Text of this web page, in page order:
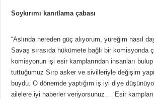
Soykırımı kanıtlama çabası
“Aslında nereden güç alıyorum, yüreğim nasıl
Savaş sırasıda hükümete bağlı bir komisyonda
komisyonun işi esir kamplarından insanları
tuttuğumuz Sırp asker ve sivilleriyle değişim
buydu. O dönemde yaptığım iş iyi diye
ailelere iyi haberler veriyorsunuz… ‘Esir